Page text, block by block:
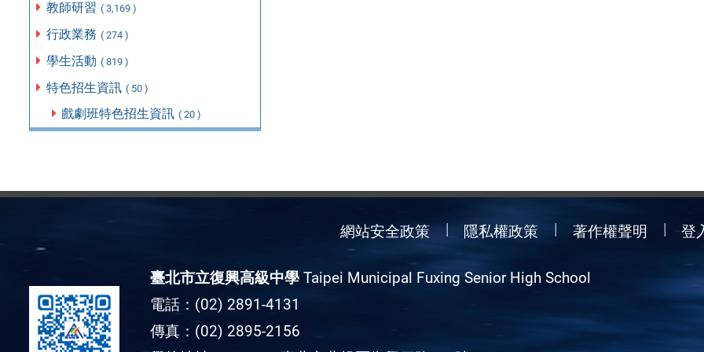
教師研習 ( 3,169 )
行政業務 ( 274 )
學生活動 ( 819 )
特色招生資訊 ( 50 )
戲劇班特色招生資訊 ( 20 )
網站安全政策 隱私權政策 著作權聲明 登
臺北市立復興高級中學Taipei Municipal Fuxing Senior High School
電話：(02) 2891-4131
傳真：(02) 2895-2156